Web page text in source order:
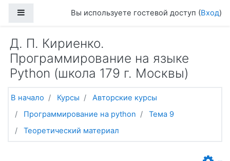
Боковая панельВы используете гостевой доступ (Вход)
Д. П. Кириенко.
Программирование на языке
Python (школа 179 г. Москвы)
В начало Курсы
Авторские курсы
Программирование на python
Тема 9
Теоретический материал